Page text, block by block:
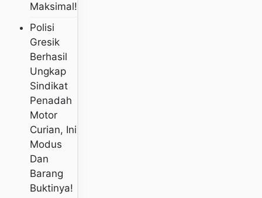
Maksimal!
Polisi
Gresik
Berhasil
Ungkap
Sindikat
Penadah
Motor
Curian, Ini
Modus
Dan
Barang
Buktinya!